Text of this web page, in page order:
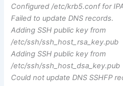
Configured /etc/krb5.conf for
Failed to update DNS records.
Adding SSH public key from
/etc/ssh/ssh_host_rsa_key.pub
Adding SSH public key from
/etc/ssh/ssh_host_dsa_key.pub
Could not update DNS SSHFP